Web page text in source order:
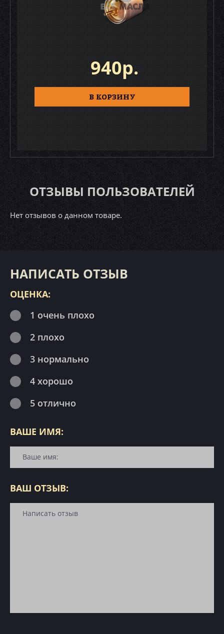
940р.
В КОРЗИНУ
ОТЗЫВЫ ПОЛЬЗОВАТЕЛЕЙ
Нет отзывов о данном товаре.
НАПИСАТЬ ОТЗЫВ
ОЦЕНКА:
1 очень плохо
2 плохо
3 нормально
4 хорошо
5 отлично
ВАШЕ ИМЯ:
ВАШ ОТЗЫВ: